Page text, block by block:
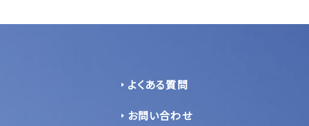
よくある質問
お問い合わせ